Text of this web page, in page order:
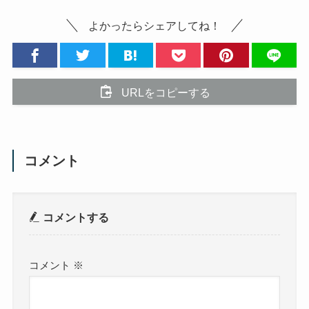
よかったらシェアしてね！
URLをコピーする
コメント
コメントする
コメント ※